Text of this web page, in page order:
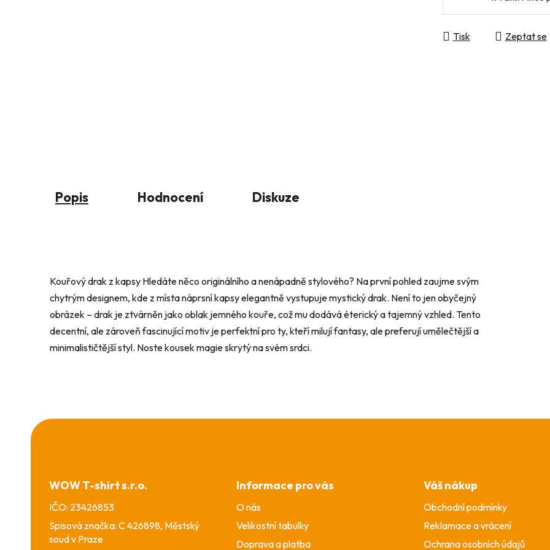
Tisk Zeptat se
Popis Hodnocení Diskuze
Kouřový drak z kapsy Hledáte něco originálního a nenápadně stylového? Na první pohled zaujme svým
chytrým designem, kde z místa náprsní kapsy elegantně vystupuje mystický drak. Není to jen obyčejný
obrázek – drak je ztvárněn jako oblak jemného kouře, což mu dodává éterický a tajemný vzhled. Tento
decentní, ale zároveň fascinující motiv je perfektní pro ty, kteří milují fantasy, ale preferují umělečtější a
minimalističtější styl. Noste kousek magie skrytý na svém srdci.
Z
WOW T-shirt s.r.o.
IČO: 23426853
Spisová značka: C 426898, Městský
soud v Praze
Informace pro vás
O nás
Velikostní tabulky
Doprava a platba
Váš nákup
Obchodní podmínky
Reklamace a vrácení
Ochrana osobních údajů